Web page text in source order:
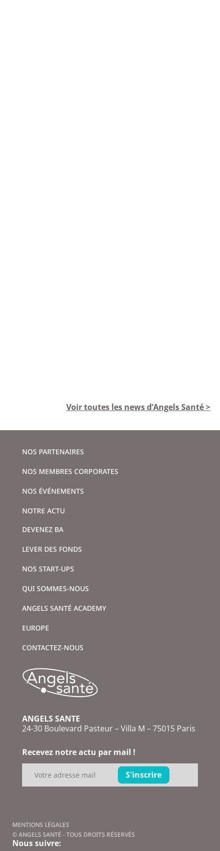
Voir toutes les news d’Angels Santé >
NOS PARTENAIRES
NOS MEMBRES CORPORATES
NOS ÉVÉNEMENTS
NOTRE ACTU
DEVENEZ BA
LEVER DES FONDS
NOS START-UPS
QUI SOMMES-NOUS
ANGELS SANTÉ ACADEMY
EUROPE
CONTACTEZ-NOUS
ANGELS SANTE
24-30 Boulevard Pasteur – Villa M – 75015 Paris
Recevez notre actu par mail !
MENTIONS LÉGALES
© ANGELS SANTÉ - TOUS DROITS RÉSERVÉS
Nous suivre: